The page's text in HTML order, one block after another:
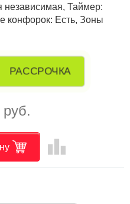
независимая, Таймер:
конфорок: Есть, Зоны
РАССРОЧКА
leaderboard